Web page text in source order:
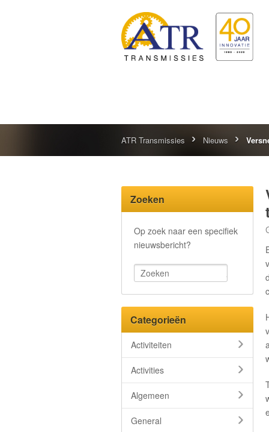
ATR Transmissies Nieuws
Zoeken
Op zoek naar een specifiek
nieuwsbericht?
Categorieën
Activiteiten
Activities
Algemeen
General